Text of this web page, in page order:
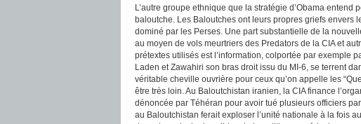
L’autre groupe ethnique que la stratégie d’Obama
baloutche. Les Baloutches ont leurs propres griefs envers
dominé par les Perses. Une part substantielle de la
au moyen de vols meurtriers des Predators de la CIA et
prétextes utilisés est l’information, colportée par exemple
Laden et Zawahiri son bras droit issu du MI-6, se terrent
véritable cheville ouvrière pour ceux qu’on appelle les
être très loin. Au Baloutchistan iranien, la CIA finance
dénoncée par Téhéran pour avoir tué plusieurs officiers
au Baloutchistan ferait exploser l’unité nationale à la fois